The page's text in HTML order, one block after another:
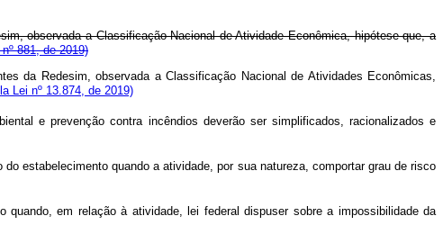
observada a Classificação Nacional de Atividade Econômica, hipótese que, a
881, de 2019)
da Redesim, observada a Classificação Nacional de Atividades Econômicas,
Lei nº 13.874, de 2019)
e prevenção contra incêndios deverão ser simplificados, racionalizados e
estabelecimento quando a atividade, por sua natureza, comportar grau de risco
em relação à atividade, lei federal dispuser sobre a impossibilidade da